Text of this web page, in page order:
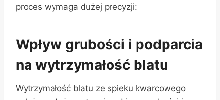
proces wymaga dużej precyzji:
Wpływ grubości i podparcia
na wytrzymałość blatu
Wytrzymałość blatu ze spieku kwarcowego